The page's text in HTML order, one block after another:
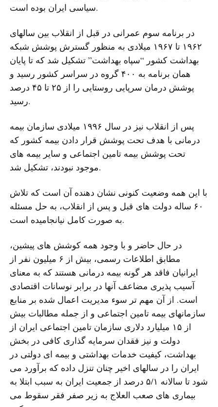
سیاسی ایران بوده است.
در برنامه سوم عمرانی در قبل از انقلاب بین سالهای
۱۹۶۲ تا ۱۹۶۷ میلادی به منظور گسترش پوشش شبکه
بهداشت کشور “سپاه بهداشت” تشکیل شد که تا پایان
همان برنامه به ۴۰۰ گروه در سراسر کشور رسید و
پوشش درمان سرپایی روستایی را از ۲۵ تا ۴۵ درصد
رسید.
پس از انقلاب نیز در سال ۱۹۹۶ میلادی سازمان بیمه
درمانی با هدف تحت پوشش قرار دادن بیمه کشور که
تحت پوشش بیمه تامین اجتماعی و سایر بیمه های
موجود نبودند، تشکیل شد.
با این همه وضعیت کنونی نشان دهنده آن است که تلاش
۶۰ ساله دولت های قبل و پس از انقلاب، به حل مسئله
به صورت کامل نیانجامیده است.
در حال حاضر و با وجود همه کوشش های پیشین،
مطابق اطلاعات رسمی، بیش از ۶ میلیون نفر از
ایرانیان فاقد هر گونه بیمه درمانی هستند که به معنای
آسیب پذیری مضاعف آنها در برابر نوسانات اقتصادی
است. از آن مهم تر سوء مدیریت اعمال شده بر منابع
سازمانهای بیمه تامین اجتماعی و از جمله مطالبات بیش
از ۱۵ میلیارد دلاری سازمان تامین اجتماعی ایران از
دولت و نیز فقدان سرمایه گذاری کافی در بخش
بهداشت، کیفیت خدمات بهداشتی و بیمه ای دولتی در
ایران را در سالهای اخیر چنان تنزل داده که برآورد می
شود تا سالانه ۵/۱ درصد از جمعیت ایران به سبب ابتلا به
بیماری های صعب العلاج به زیر صفر فقر سقوط می